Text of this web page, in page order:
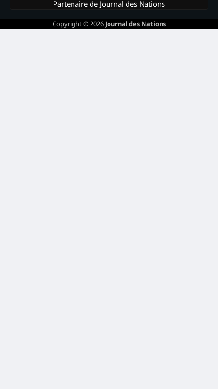
Partenaire de Journal des Nations
Copyright © 2026 Journal des Nations